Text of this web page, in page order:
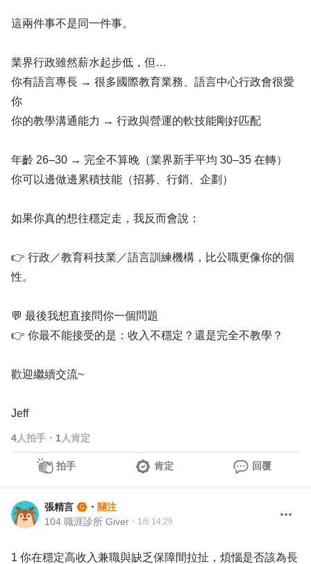
這兩件事不是同一件事。
業界行政雖然薪水起步低，但…
你有語言專長 → 很多國際教育業務、語言中心行政會很愛
你
你的教學溝通能力 → 行政與營運的軟技能剛好匹配
年齡 26–30 → 完全不算晚（業界新手平均 30–35 在轉）
你可以邊做邊累積技能（招募、行銷、企劃）
如果你真的想往穩定走，我反而會說：
👉 行政／教育科技業／語言訓練機構，比公職更像你的個
性。
💬 最後我想直接問你一個問題
👉 你最不能接受的是：收入不穩定？還是完全不教學？
歡迎繼續交流~
Jeff
4人拍手 ・ 1 人肯定
拍手 肯定 回覆
張精言 ・ 關注
104 職涯診所 Giver ・ 1/6 14:29
1 你在穩定高收入兼職與缺乏保障間拉扯，煩惱是否該為長